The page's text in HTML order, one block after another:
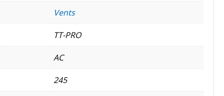
Vents
TT-PRO
AC
245